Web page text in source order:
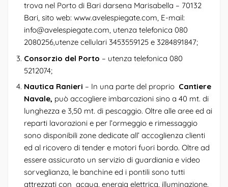
trova nel Porto di Bari darsena Marisabella – 70132
Bari, sito web: www.avelespiegate.com, E-mail:
info@avelespiegate.com, utenza telefonica 080
2080256,utenze cellulari 3453559125 e 3284891847;
Consorzio del Porto – utenza telefonica 080
5212074;
Nautica Ranieri – In una parte del proprio Cantiere
Navale, può accogliere imbarcazioni sino a 40 mt. di
lunghezza e 3,50 mt. di pescaggio. Oltre alle aree ed ai
reparti lavorazioni e per l’ormeggio e rimessaggio
sono disponibili zone dedicate all’ accoglienza clienti
ed al ricovero di tender e motori fuori bordo. Oltre ad
essere assicurato un servizio di guardiania e video
sorveglianza, le banchine ed i pontili sono tutti
attrezzati con acqua, energia elettrica, illuminazione,